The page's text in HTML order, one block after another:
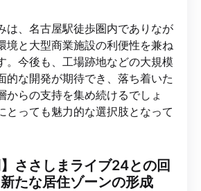
は、名古屋駅徒歩圏内でありなが
境と大型商業施設の利便性を兼ね
。今後も、工場跡地などの大規模
的な開発が期待でき、落ち着いた
からの支持を集め続けるでしょ
とっても魅力的な選択肢となって
】ささしまライブ24との回
たな居住ゾーンの形成